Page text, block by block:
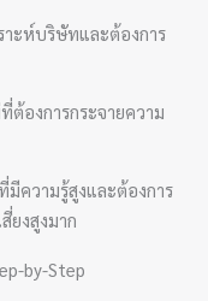
าะห์บริษัทและต้องการ
ต้องการกระจายความ
ความรู้สูงและต้องการ
ยงสูงมาก
by-Step